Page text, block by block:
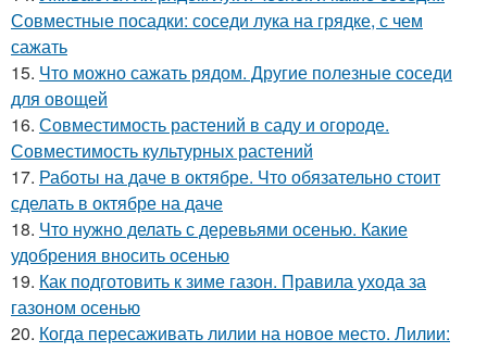
Совместные посадки: соседи лука на грядке, с чем
сажать
15. Что можно сажать рядом. Другие полезные соседи
для овощей
16. Совместимость растений в саду и огороде.
Совместимость культурных растений
17. Работы на даче в октябре. Что обязательно стоит
сделать в октябре на даче
18. Что нужно делать с деревьями осенью. Какие
удобрения вносить осенью
19. Как подготовить к зиме газон. Правила ухода за
газоном осенью
20. Когда пересаживать лилии на новое место. Лилии: